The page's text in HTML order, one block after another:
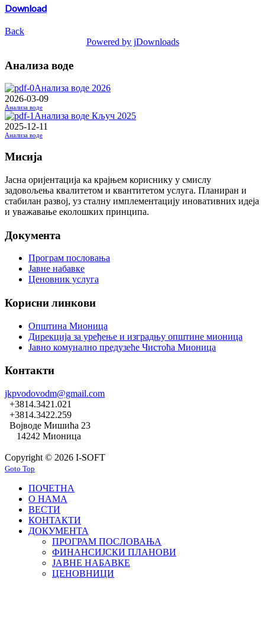
Download
Back
Powered by jDownloads
Анализа воде
Анализа воде 2026
2026-03-09
Анализа воде
Анализа воде Кључ 2025
2025-12-11
Анализа воде
Мисија
Јасна оријентација ка крајњем кориснику у смислу
задовољења квалитетом и квантитетом услуга. Планиран и
стабилан развој, уз сталну имплементацију иновативних идеја
и уважавање еколошких принципа.
Документа
Програм пословања
Јавне набавке
Ценовник услуга
Корисни линкови
Општина Мионица
Дирекција за уређење и изградњу општине мионица
Јавно комунално предузеће Чистоћа Мионица
Контакти
jkpvodovodm@gmail.com
+3814.3421.021
+3814.3422.259
Војводе Мишића 23
14242 Мионица
Copyright © 2026 I-SOFT
Goto Top
ПОЧЕТНА
О НАМА
ВЕСТИ
КОНТАКТИ
ДОКУМЕНТА
ПРОГРАМ ПОСЛОВАЊА
ФИНАНСИЈСКИ ПЛАНОВИ
ЈАВНЕ НАБАВКЕ
ЦЕНОВНИЦИ